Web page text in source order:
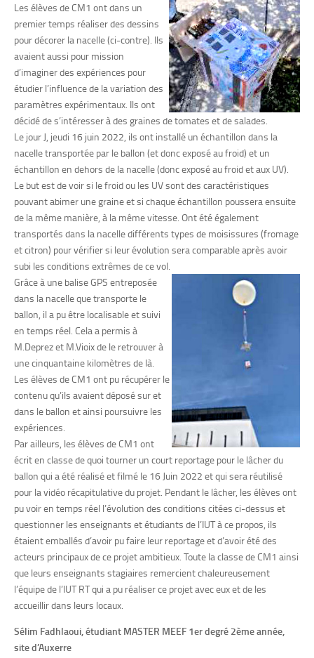
Les élèves de CM1 ont dans un
premier temps réaliser des dessins
pour décorer la nacelle (ci-contre). Ils
avaient aussi pour mission
d’imaginer des expériences pour
étudier l’influence de la variation des
paramètres expérimentaux. Ils ont
décidé de s’intéresser à des graines de tomates et de salades.
Le jour J, jeudi 16 juin 2022, ils ont installé un échantillon dans la
nacelle transportée par le ballon (et donc exposé au froid) et un
échantillon en dehors de la nacelle (donc exposé au froid et aux UV).
Le but est de voir si le froid ou les UV sont des caractéristiques
pouvant abimer une graine et si chaque échantillon poussera ensuite
de la même manière, à la même vitesse. Ont été également
transportés dans la nacelle différents types de moisissures (fromage
et citron) pour vérifier si leur évolution sera comparable après avoir
subi les conditions extrêmes de ce vol.
Grâce à une balise GPS entreposée
dans la nacelle que transporte le
ballon, il a pu être localisable et suivi
en temps réel. Cela a permis à
M.Deprez et M.Vioix de le retrouver à
une cinquantaine kilomètres de là.
Les élèves de CM1 ont pu récupérer le
contenu qu’ils avaient déposé sur et
dans le ballon et ainsi poursuivre les
expériences.
Par ailleurs, les élèves de CM1 ont
écrit en classe de quoi tourner un court reportage pour le lâcher du
ballon qui a été réalisé et filmé le 16 Juin 2022 et qui sera réutilisé
pour la vidéo récapitulative du projet. Pendant le lâcher, les élèves ont
pu voir en temps réel l’évolution des conditions citées ci-dessus et
questionner les enseignants et étudiants de l’IUT à ce propos, ils
étaient emballés d’avoir pu faire leur reportage et d’avoir été des
acteurs principaux de ce projet ambitieux. Toute la classe de CM1 ainsi
que leurs enseignants stagiaires remercient chaleureusement
l’équipe de l’IUT RT qui a pu réaliser ce projet avec eux et de les
accueillir dans leurs locaux.
Sélim Fadhlaoui, étudiant MASTER MEEF 1er degré 2ème année,
site d’Auxerre